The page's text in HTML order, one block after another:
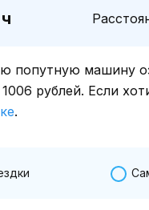
попутную машину
рублей. Если
.